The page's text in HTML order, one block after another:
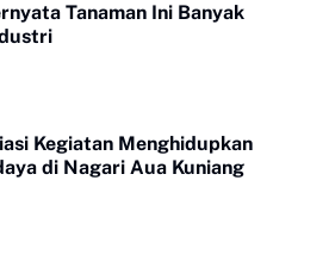
Tanaman Ini Banyak
Kegiatan Menghidupkan
di Nagari Aua Kuniang